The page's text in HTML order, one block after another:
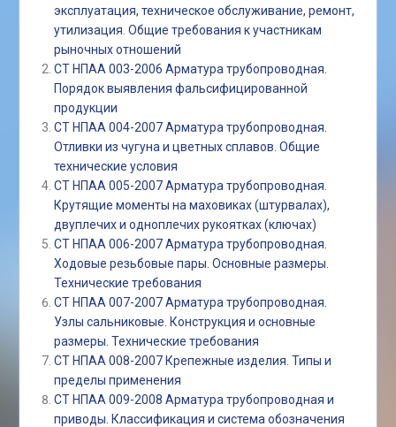
эксплуатация, техническое обслуживание, ремонт,
утилизация. Общие требования к участникам
рыночных отношений
СТ НПАА 003-2006 Арматура трубопроводная.
Порядок выявления фальсифицированной
продукции
СТ НПАА 004-2007 Арматура трубопроводная.
Отливки из чугуна и цветных сплавов. Общие
технические условия
СТ НПАА 005-2007 Арматура трубопроводная.
Крутящие моменты на маховиках (штурвалах),
двуплечих и одноплечих рукоятках (ключах)
СТ НПАА 006-2007 Арматура трубопроводная.
Ходовые резьбовые пары. Основные размеры.
Технические требования
СТ НПАА 007-2007 Арматура трубопроводная.
Узлы сальниковые. Конструкция и основные
размеры. Технические требования
СТ НПАА 008-2007 Крепежные изделия. Типы и
пределы применения
СТ НПАА 009-2008 Арматура трубопроводная и
приводы. Классификация и система обозначения